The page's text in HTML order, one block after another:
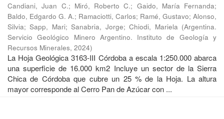
Candiani, Juan C.; Miró, Roberto C.; Gaido, María Fernanda;
Baldo, Edgardo G. A.; Ramaciotti, Carlos; Ramé, Gustavo; Alonso,
Silvia;Sapp, Mari;Sanabria, Jorge;Chiodi, Mariela (Argentina.
Servicio Geológico Minero Argentino. Instituto de Geología y
Recursos Minerales, 2024)
La Hoja Geológica 3163-III Córdoba a escala 1:250.000 abarca
una superficie de 16.000 km2 Incluye un sector de la Sierra
Chica de Córdoba que cubre un 25 % de la Hoja. La altura
mayor corresponde al Cerro Pan de Azúcar con ...